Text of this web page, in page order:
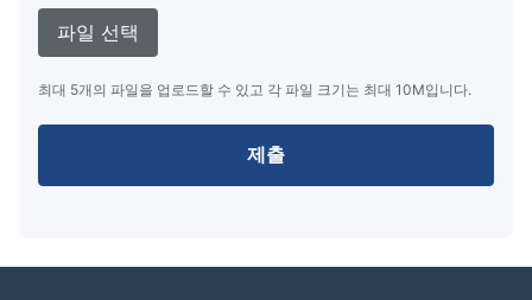
파일 선택
최대 5개의 파일을 업로드할 수 있고 각 파일 크기는 최대 10M입니다.
제출